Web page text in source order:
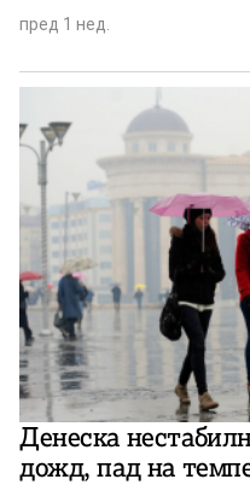
пред 1 нед.
Денеска
дожд, пад на